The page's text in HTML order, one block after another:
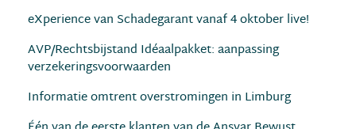
eXperience van Schadegarant vanaf 4 oktober live!
AVP/Rechtsbijstand Idéaalpakket: aanpassing
verzekeringsvoorwaarden
Informatie omtrent overstromingen in Limburg